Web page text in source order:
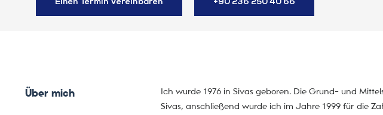
Einen Termin Vereinbaren +90 236 250 40 66
Über mich
Ich wurde 1976 in Sivas geboren. Die Grund- und
Sivas, anschließend wurde ich im Jahre 1999 für die